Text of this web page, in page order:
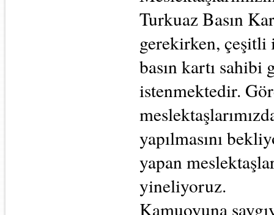
Turkuaz Basın
gerekirken,
basın kartı sahibi
istenmektedir.
yapılmasını
yapan
yineliyoruz.
Kamuoyuna